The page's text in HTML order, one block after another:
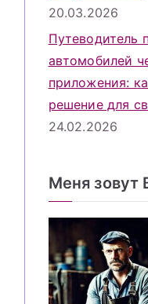
20.03.2026
Путеводитель
автомобилей
приложения:
решение для
24.02.2026
Меня зовут